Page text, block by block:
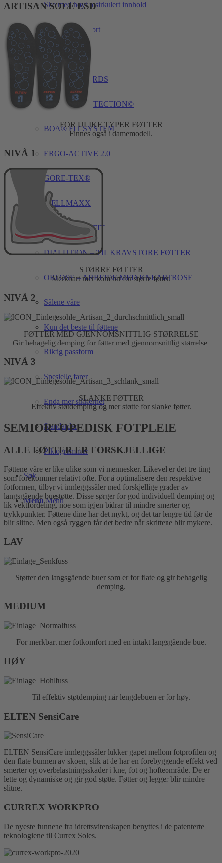
Sko med høyt resirkulert innhold
Bærekraftsrapport
Teknologi
BETTERGUARDS
BIOMEX PROTECTION©
BOA® FIT SYSTEM
ERGO-ACTIVE 2.0
GORE-TEX®
WELLMAXX
WELLMAXX FIT
DIALUTION – TIL KRAVSTORE FØTTER
ORTOSE – ARBEIDE MED KNEARTROSE
Sålene våre
Kun det beste til føttene
Riktig passform
Spesielle farer
Enda mer sikkerhet
Standarder
Piktogrammer
Søk
Menu Menu
ARTISAN SOLE ESD
FOR ULIKE TYPER FØTTER
Finnes også i damemodell.
NIVÅ 1
STØRRE FØTTER
Merkbart mer komfort for større føtter.
NIVÅ 2
FØTTER MED GJENNOMSNITTLIG STØRRELSE
Gir behagelig demping for føtter med gjennomsnittlig størrelse.
NIVÅ 3
SLANKE FØTTER
Effektiv støtdemping og mer støtte for slanke føtter.
SEMIORTOPEDISK FOTPLEIE
ALLE FØTTER ER FORSKJELLIGE
Føttene våre er like ulike som vi mennesker. Likevel er det tre ting
som forekommer relativt ofte. For å optimalisere den respektive
fotformen, tilbyr vi innleggssåler med forskjellige grader av
langsgående buestøtte. Disse sørger for god individuell demping og
lik vektfordeling, noe som igjen bidrar til mindre smerter og
trykkpunkter. Føttene dine har det mykt, og det tar lengre tid før de
blir slitne. Men også ryggen får det bedre når skrittene blir mykere.
LAV
Støtter den langsgående buer som er for flate og gir behagelig
demping.
MEDIUM
For merkbart mer fotkomfort med en intakt langsgående bue.
HØY
Til effektiv støtdemping når lengdebuen er for høy.
ELTEN SensiCare
ELTEN SensiCare innleggssåler lukker gapet mellom fotprofilen og
den flate bunnen av skoen, slik at de har en forebyggende effekt ved
smerter og overbelastningsskader i kne, fot og hofteområde. De er
lette og dynamiske og gir god støtte. Føtter og legger blir mindre
slitne.
CURREX WORKPRO
De nyeste funnene fra idrettsvitenskapen benyttes i de patenterte
teknologiene til Currex Soles.